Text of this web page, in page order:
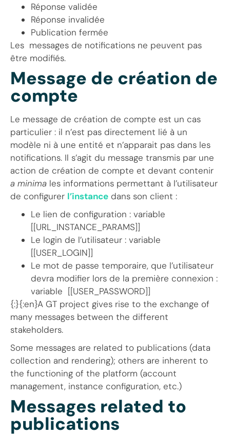
Réponse validée
Réponse invalidée
Publication fermée
Les messages de notifications ne peuvent pas
être modifiés.
Message de création de
compte
Le message de création de compte est un cas
particulier : il n’est pas directement lié à un
modèle ni à une entité et n’apparait pas dans les
notifications. Il s’agit du message transmis par une
action de création de compte et devant contenir
a minima les informations permettant à l’utilisateur
de configurer l’instance dans son client :
Le lien de configuration : variable
[[URL_INSTANCE_PARAMS]]
Le login de l’utilisateur : variable
[[USER_LOGIN]]
Le mot de passe temporaire, que l’utilisateur
devra modifier lors de la première connexion :
variable [[USER_PASSWORD]]
{:}{:en}A GT project gives rise to the exchange of
many messages between the different
stakeholders.
Some messages are related to publications (data
collection and rendering); others are inherent to
the functioning of the platform (account
management, instance configuration, etc.)
Messages related to
publications